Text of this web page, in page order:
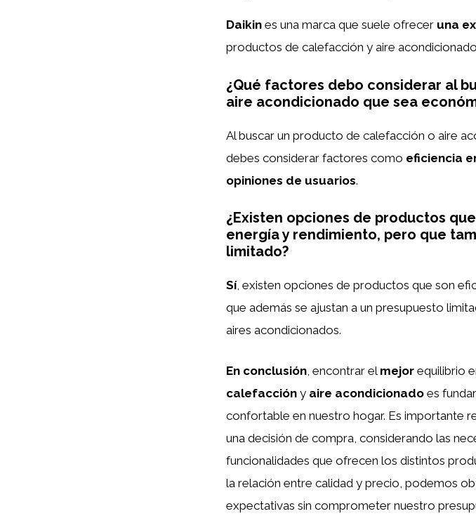
Daikin es una marca que suele ofrecer una
productos de calefacción y aire
¿Qué factores debo considerar al
aire acondicionado que sea
Al buscar un producto de calefacción o aire
debes considerar factores como eficiencia
opiniones de usuarios.
¿Existen opciones de productos
energía y rendimiento, pero que
limitado?
Sí, existen opciones de productos que son
que además se ajustan a un presupuesto
aires acondicionados.
En conclusión , encontrar el mejor equilibrio
calefacción y aire acondicionado es
confortable en nuestro hogar. Es importante
una decisión de compra, considerando las
funcionalidades que ofrecen los distintos
la relación entre calidad y precio, podemos
expectativas sin comprometer nuestro